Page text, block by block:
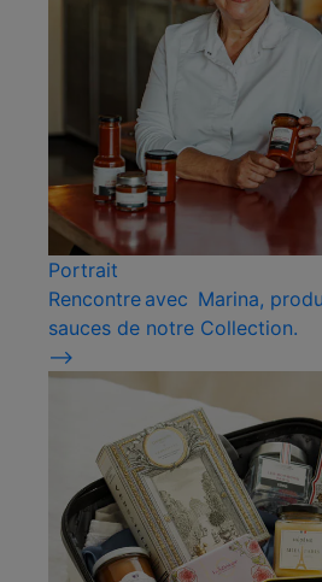
Portrait
Rencontre avec Marina,
sauces de notre Collection.
⟶